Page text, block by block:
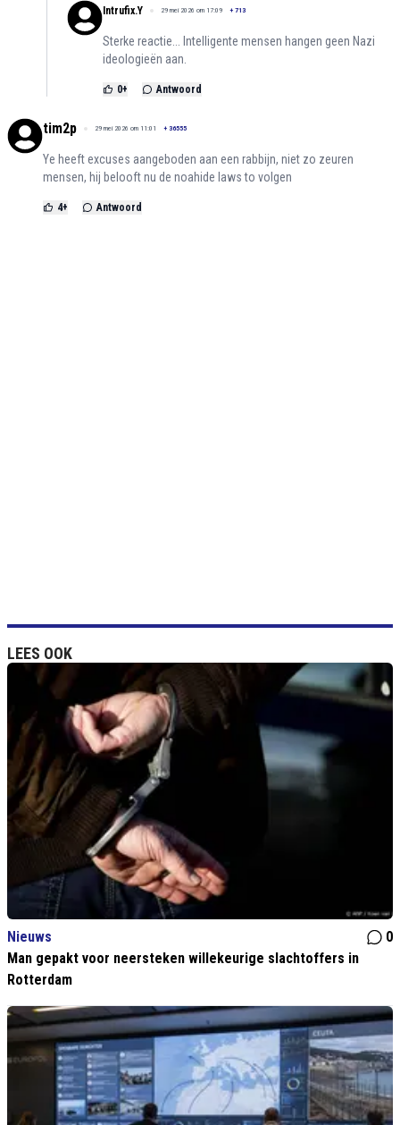
Intrufix.Y 29 mei 2026 om 17:09 + 713
Sterke reactie... Intelligente mensen hangen geen Nazi
ideologieën aan.
0+ Antwoord
tim2p 29 mei 2026 om 11:01 + 36555
Ye heeft excuses aangeboden aan een rabbijn, niet zo zeuren
mensen, hij belooft nu de noahide laws to volgen
4+ Antwoord
LEES OOK
Nieuws
0
Man gepakt voor neersteken willekeurige slachtoffers in
Rotterdam